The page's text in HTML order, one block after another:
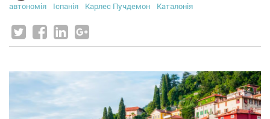
автономія
Іспанія Карлес Пучдемон Каталонія